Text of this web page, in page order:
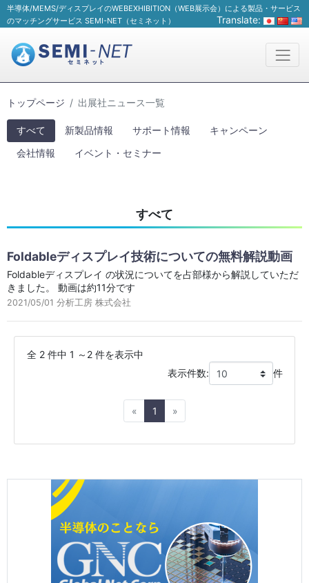
半導体/MEMS/ディスプレイのWEBEXHIBITION（WEB展示会）による製品・サービス
のマッチングサービス SEMI-NET（セミネット）
Translate:
トップページ 出展社ニュース一覧
すべて 新製品情報 サポート情報
キャンペーン
会社情報
イベント・セミナー
すべて
Foldableディスプレイ技術についての無料解説動画
Foldableディスプレイ の状況についてを占部様から解説していただ
きました。 動画は約11分です
2021/05/01 分析工房 株式会社
全 2 件中 1 ～2 件を表示中
表示件数:
件
« Previous
1 »Next